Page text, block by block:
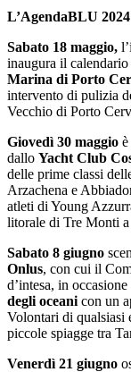
L’AgendaBLU 2024
Sabato 18 maggio,
inaugura il
Marina di Porto
intervento di pulizia
Vecchio di Porto
Giovedì 30 maggio
dallo Yacht Club
delle prime classi
Arzachena e
atleti di Young
litorale di Tre Monti
Sabato 8 giugno
Onlus, con cui il
d’intesa, in occasione
degli oceani con un
Volontari di qualsiasi
piccole spiagge tra
Venerdì 21 giugno